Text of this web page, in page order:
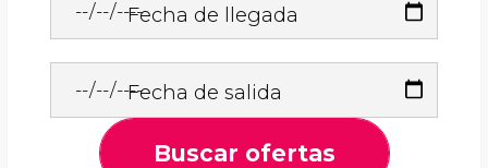
Fecha de llegada
Fecha de salida
Buscar ofertas